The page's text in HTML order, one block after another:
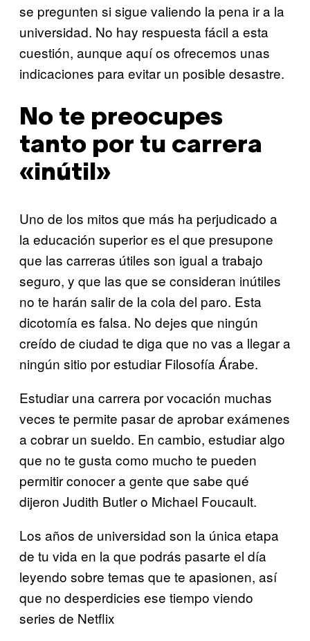
se pregunten si sigue valiendo la pena ir a la
universidad. No hay respuesta fácil a esta
cuestión, aunque aquí os ofrecemos unas
indicaciones para evitar un posible desastre.
No te preocupes
tanto por tu carrera
«inútil»
Uno de los mitos que más ha perjudicado a
la educación superior es el que presupone
que las carreras útiles son igual a trabajo
seguro, y que las que se consideran inútiles
no te harán salir de la cola del paro. Esta
dicotomía es falsa. No dejes que ningún
creído de ciudad te diga que no vas a llegar a
ningún sitio por estudiar Filosofía Árabe.
Estudiar una carrera por vocación muchas
veces te permite pasar de aprobar exámenes
a cobrar un sueldo. En cambio, estudiar algo
que no te gusta como mucho te pueden
permitir conocer a gente que sabe qué
dijeron Judith Butler o Michael Foucault.
Los años de universidad son la única etapa
de tu vida en la que podrás pasarte el día
leyendo sobre temas que te apasionen, así
que no desperdicies ese tiempo viendo
series de Netflix